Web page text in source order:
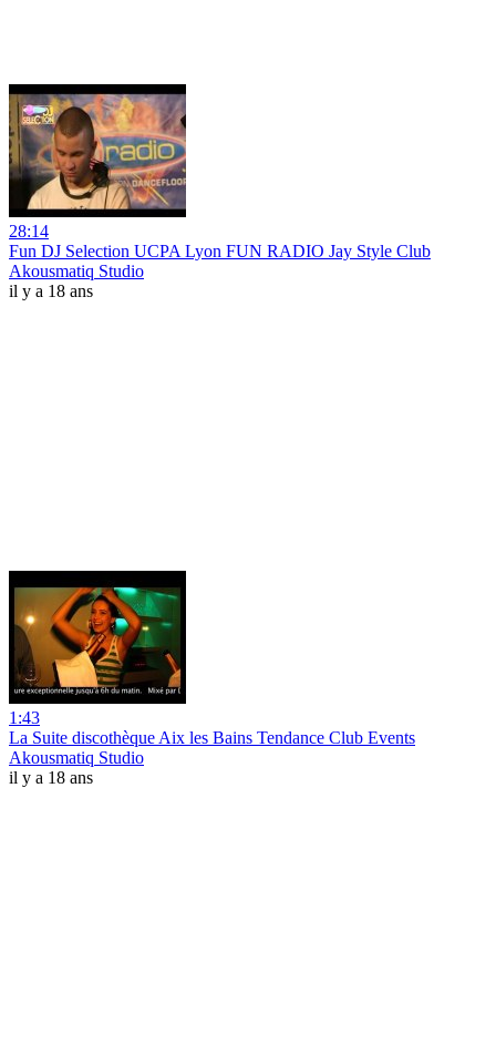
28:14
Fun DJ Selection UCPA Lyon FUN RADIO Jay Style Club
Akousmatiq Studio
il y a 18 ans
1:43
La Suite discothèque Aix les Bains Tendance Club Events
Akousmatiq Studio
il y a 18 ans